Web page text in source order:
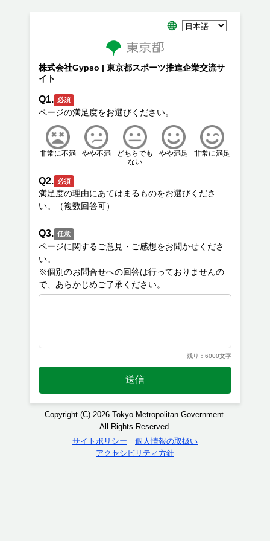
株式会社Gypso | 東京都スポーツ推進企業交流サ
イト
Q1. 必須
非常に不満 やや不満
どちらでも
ない
やや満足 非常に満足
Q2. 必須
満足度の理由にあてはまるものをお選びくださ
Q3. 任意
ページに関するご意見・ご感想をお聞かせくださ
い。
※個別のお問合せへの回答は行っておりませんの
残り：6000文字
送信
Copyright (C) 2026 Tokyo Metropolitan Government.
All Rights Reserved.
サイトポリシー
個人情報の取扱い
アクセシビリティ方針